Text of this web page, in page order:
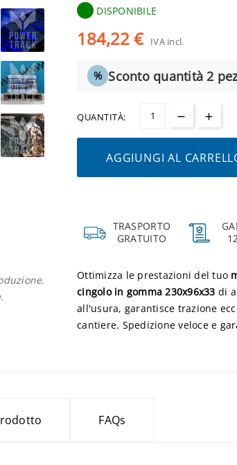
DISPONIBILE
184,22 € IVA incl.
% Sconto quantità 2
QUANTITÀ:
AGGIUNGI AL
TRASPORTO
GRATUITO
Ottimizza le prestazioni del tuo
cingolo in gomma 230x96x33 di
all'usura, garantisce trazione
cantiere. Spedizione veloce e
FAQs